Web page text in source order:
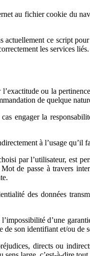
au fichier cookie du
ce script
les services liés.
ou la
de quelque
engager la
à l’usage qu’il
par l’utilisateur, est
de passe à travers
des données
d’une
son identifiant et/ou de
directs ou